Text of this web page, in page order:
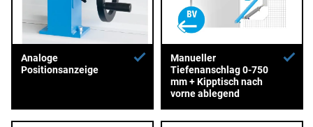
Analoge
Positionsanzeige
Manueller
Tiefenanschlag 0-750
mm + Kipptisch nach
vorne ablegend